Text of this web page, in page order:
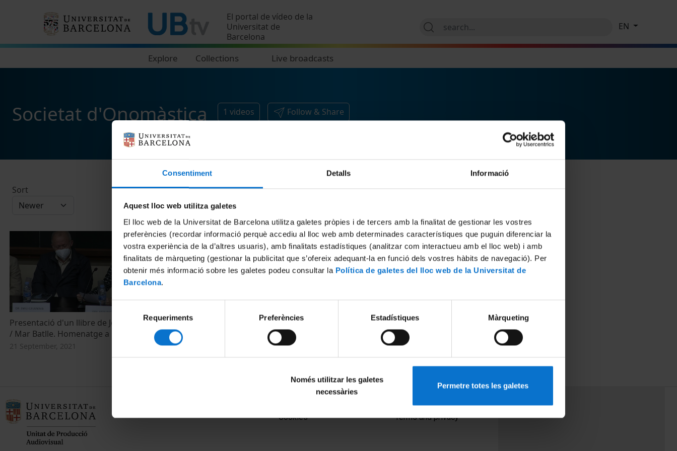
Consentiment Detalls Informació
Aquest lloc web utilitza galetes
El lloc web de la Universitat de Barcelona utilitza galetes pròpies i de tercers amb la finalitat de gestionar les vostres
preferències (recordar informació perquè accediu al lloc web amb determinades característiques que puguin diferenciar la
vostra experiència de la d’altres usuaris), amb finalitats estadístiques (analitzar com interactueu amb el lloc web) i amb
finalitats de màrqueting (gestionar la publicitat que s’ofereix adequant-la en funció dels vostres hàbits de navegació). Per
obtenir més informació sobre les galetes podeu consultar la Política de galetes del lloc web de la Universitat de
Barcelona.
Selecció
consentiment
Requeriments Preferències Estadístiques Màrqueting
Només utilitzar les galetes
necessàries
Permetre totes les galetes
El portal de vídeo de la
Universitat de
Barcelona
Explore Collections Live broadcasts
EN
Societat d'Onomàstica 1 videos Follow & Share
Sort
Presentació d'un llibre de José E. Gargallo
/ Mar Batlle. Homenatge a Emili Casanova
21 September, 2021
Cookies
Terms and privacy